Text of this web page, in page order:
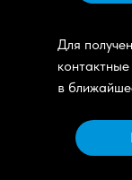
Для
в